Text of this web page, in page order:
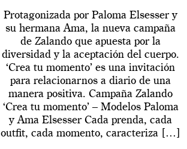
Protagonizada por Paloma Elsesser y
su hermana Ama, la nueva campaña
de Zalando que apuesta por la
diversidad y la aceptación del cuerpo.
‘Crea tu momento’ es una invitación
para relacionarnos a diario de una
manera positiva. Campaña Zalando
‘Crea tu momento’ – Modelos Paloma
y Ama Elsesser Cada prenda, cada
outfit, cada momento, caracteriza […]